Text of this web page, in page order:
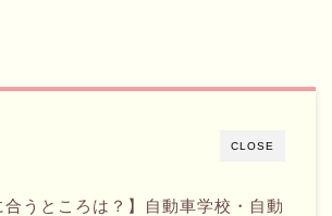
CLOSE
合うところは？】自動車学校・自動